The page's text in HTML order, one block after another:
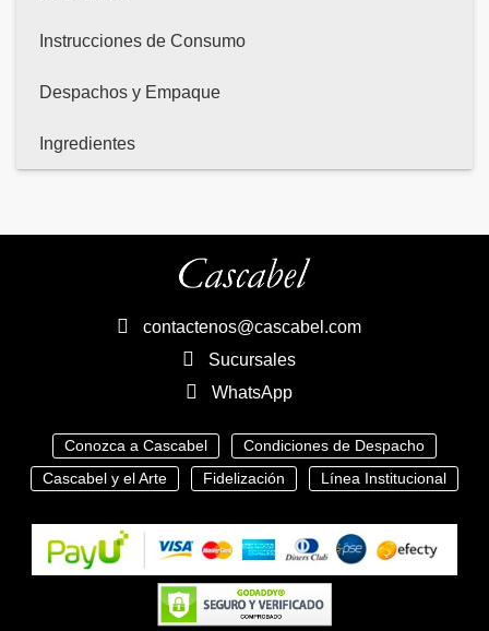
Instrucciones de Consumo
Despachos y Empaque
Ingredientes
contactenos@cascabel.com
Sucursales
WhatsApp
Conozca a Cascabel
Condiciones de Despacho
Cascabel y el Arte
Fidelización Línea Institucional